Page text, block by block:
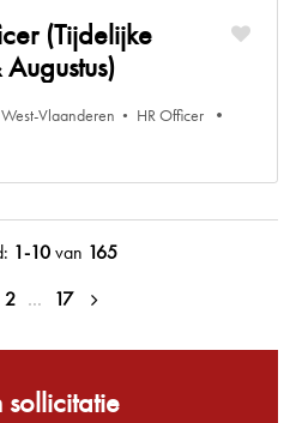
(Tijdelijke
West-Vlaanderen
HR Officer
1-10van 165
2 … 17